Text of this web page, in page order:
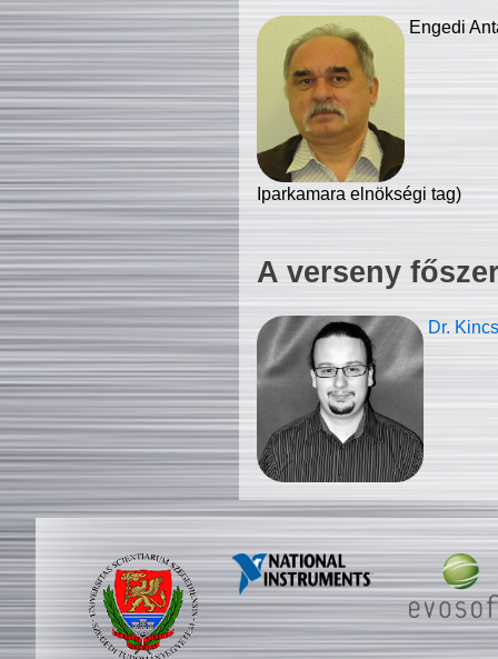
Engedi
Iparkamara elnökségi tag)
A verseny
Dr.